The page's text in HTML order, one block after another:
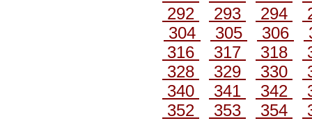
292
293 294
304
305 306
316
317 318
328
329 330
340
341 342
352
353 354